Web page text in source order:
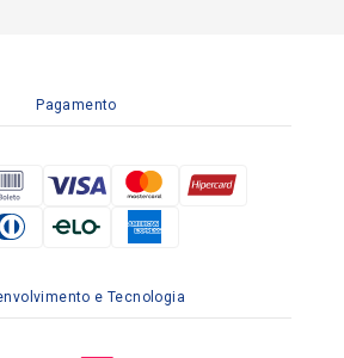
Pagamento
e Tecnologia